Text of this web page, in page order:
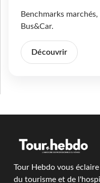
Benchmarks
Bus&Car.
Découvrir
Tour Hebdo vous
du tourisme et de